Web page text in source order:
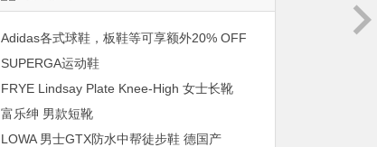
Adidas各式球鞋，板鞋等可享额外20% OFF
SUPERGA运动鞋
FRYE Lindsay Plate Knee-High 女士长靴
富乐绅 男款短靴
LOWA 男士GTX防水中帮徒步鞋 德国产